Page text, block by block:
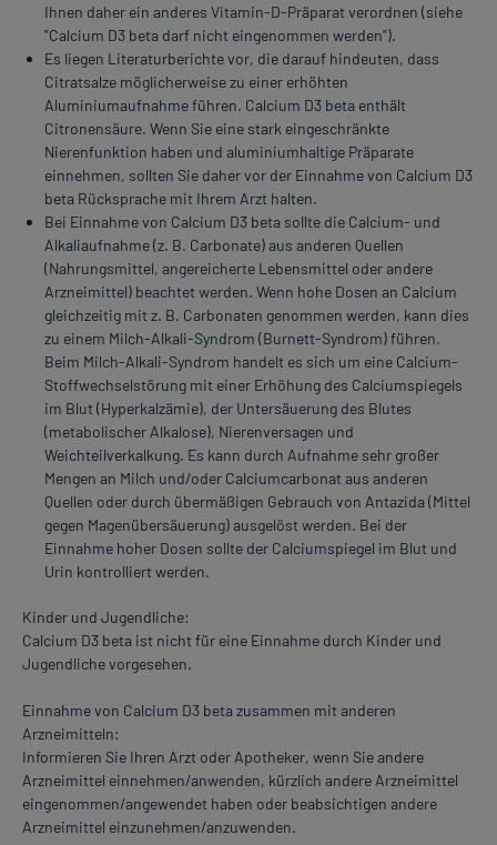
Ihnen daher ein anderes Vitamin-D-Präparat verordnen (siehe
"Calcium D3 beta darf nicht eingenommen werden").
Es liegen Literaturberichte vor, die darauf hindeuten, dass
Citratsalze möglicherweise zu einer erhöhten
Aluminiumaufnahme führen. Calcium D3 beta enthält
Citronensäure. Wenn Sie eine stark eingeschränkte
Nierenfunktion haben und aluminiumhaltige Präparate
einnehmen, sollten Sie daher vor der Einnahme von Calcium D3
beta Rücksprache mit Ihrem Arzt halten.
Bei Einnahme von Calcium D3 beta sollte die Calcium- und
Alkaliaufnahme (z. B. Carbonate) aus anderen Quellen
(Nahrungsmittel, angereicherte Lebensmittel oder andere
Arzneimittel) beachtet werden. Wenn hohe Dosen an Calcium
gleichzeitig mit z. B. Carbonaten genommen werden, kann dies
zu einem Milch-Alkali-Syndrom (Burnett-Syndrom) führen.
Beim Milch-Alkali-Syndrom handelt es sich um eine Calcium-
Stoffwechselstörung mit einer Erhöhung des Calciumspiegels
im Blut (Hyperkalzämie), der Untersäuerung des Blutes
(metabolischer Alkalose), Nierenversagen und
Weichteilverkalkung. Es kann durch Aufnahme sehr großer
Mengen an Milch und/oder Calciumcarbonat aus anderen
Quellen oder durch übermäßigen Gebrauch von Antazida (Mittel
gegen Magenübersäuerung) ausgelöst werden. Bei der
Einnahme hoher Dosen sollte der Calciumspiegel im Blut und
Urin kontrolliert werden.
Kinder und Jugendliche:
Calcium D3 beta ist nicht für eine Einnahme durch Kinder und
Jugendliche vorgesehen.
Einnahme von Calcium D3 beta zusammen mit anderen
Arzneimitteln:
Informieren Sie Ihren Arzt oder Apotheker, wenn Sie andere
Arzneimittel einnehmen/anwenden, kürzlich andere Arzneimittel
eingenommen/angewendet haben oder beabsichtigen andere
Arzneimittel einzunehmen/anzuwenden.